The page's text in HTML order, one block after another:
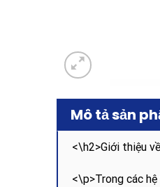
Mô tả sản
<\h2>Giới thiệu
<\p>Trong các